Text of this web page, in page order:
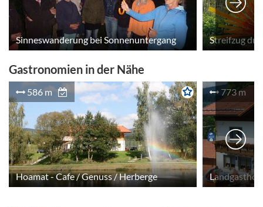
Sinneswanderung bei Sonnenuntergang
Gastronomien in der Nähe
586 m
Hoamat - Cafe / Genuss / Herberge
773 m